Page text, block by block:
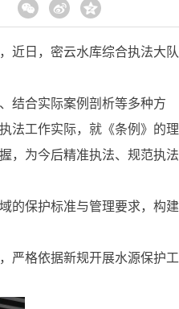
近日，密云水库综合执法大队
结合实际案例剖析等多种方
法工作实际，就《条例》的理
，为今后精准执法、规范执法
的保护标准与管理要求，构建
严格依据新规开展水源保护工